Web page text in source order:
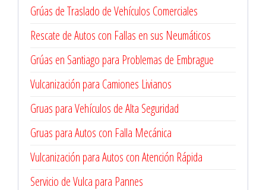
Grúas de Traslado de Vehículos Comerciales
Rescate de Autos con Fallas en sus Neumáticos
Grúas en Santiago para Problemas de Embrague
Vulcanización para Camiones Livianos
Gruas para Vehículos de Alta Seguridad
Gruas para Autos con Falla Mecánica
Vulcanización para Autos con Atención Rápida
Servicio de Vulca para Pannes